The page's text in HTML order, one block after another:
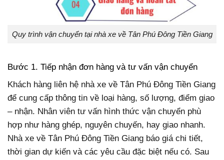
Quy trình vận chuyển tại nhà xe về Tân Phú Đông Tiền Giang
Bước 1. Tiếp nhận đơn hàng và tư vấn vận chuyển
Khách hàng liên hệ nhà xe về Tân Phú Đông Tiền Giang
để cung cấp thông tin về loại hàng, số lượng, điểm giao
– nhận. Nhân viên tư vấn hình thức vận chuyển phù
hợp như hàng ghép, nguyên chuyến, hay giao nhanh.
Nhà xe về Tân Phú Đông Tiền Giang báo giá chi tiết,
thời gian dự kiến và các yêu cầu đặc biệt nếu có. Sau